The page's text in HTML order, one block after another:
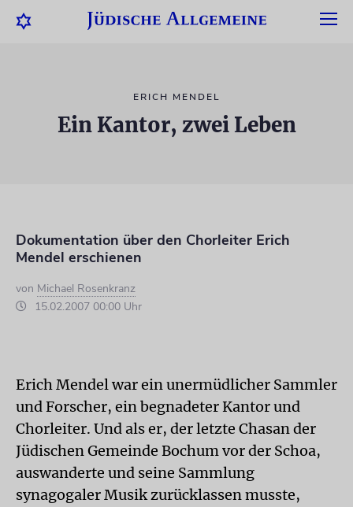
ERICH MENDEL
Ein Kantor, zwei Leben
Dokumentation über den Chorleiter Erich
Mendel erschienen
von Michael Rosenkranz
15.02.2007 00:00 Uhr
Erich Mendel war ein unermüdlicher Sammler
und Forscher, ein begnadeter Kantor und
Chorleiter. Und als er, der letzte Chasan der
Jüdischen Gemeinde Bochum vor der Schoa,
auswanderte und seine Sammlung
synagogaler Musik zurücklassen musste,